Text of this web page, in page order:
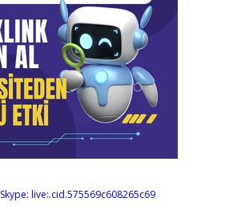
Skype: live:.cid.575569c608265c69